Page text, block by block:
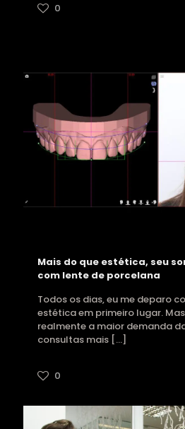
0
Mais do que estética, seu
com lente de porcelana
Todos os dias, eu me deparo
estética em primeiro lugar.
realmente a maior demanda
consultas mais […]
0